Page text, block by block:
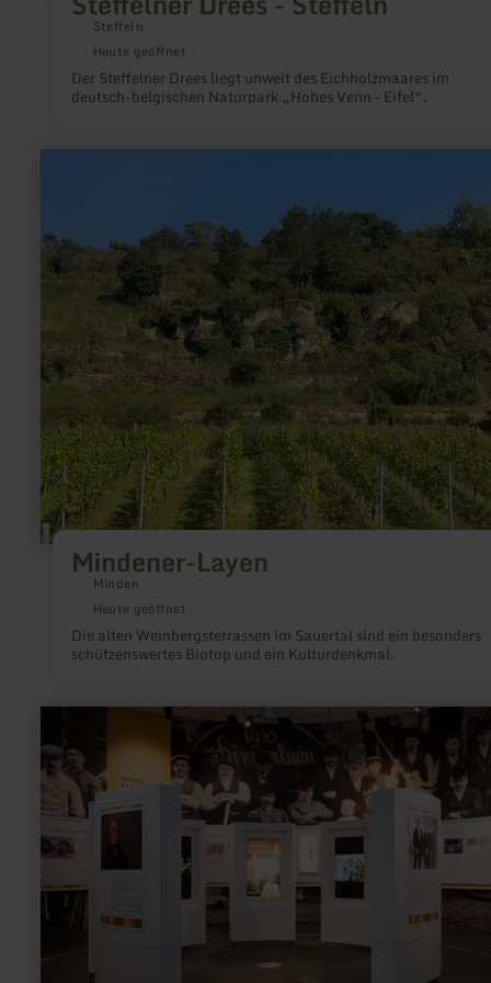
Steffeln
Heute geöffnet
Der Steffelner Drees liegt unweit des Eichholzmaares im
deutsch-belgischen Naturpark „Hohes Venn – Eifel“.
Mindener-Layen
Minden
Heute geöffnet
Die alten Weinbergsterrassen im Sauertal sind ein besonders
schützenswertes Biotop und ein Kulturdenkmal.
zu:
Bitburger
Erlebniswelt